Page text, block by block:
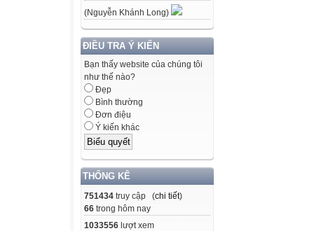
(Nguyễn Khánh Long)
ĐIỀU TRA Ý KIẾN
Bạn thấy website của chúng tôi
như thế nào?
Đẹp
Bình thường
Đơn điệu
Ý kiến khác
THỐNG KÊ
751434 truy cập (chi tiết)
66 trong hôm nay
1033556 lượt xem